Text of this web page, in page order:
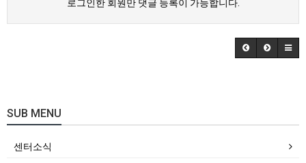
로그인한 회원만 댓글 등록이 가능합니다.
SUB MENU
센터소식